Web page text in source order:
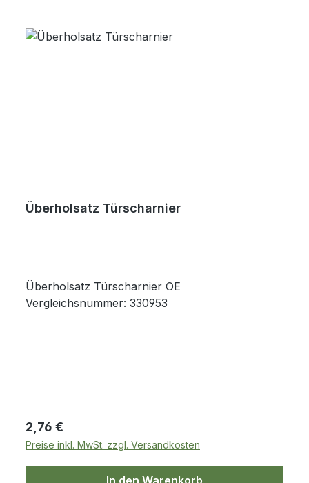
Überholsatz Türscharnier
Überholsatz Türscharnier OE
Vergleichsnummer: 330953
Regulärer Preis:
2,76 €
Preise inkl. MwSt. zzgl. Versandkosten
In den Warenkorb